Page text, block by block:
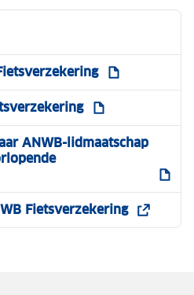
zamelt fietsen
door aan kinderen
ANWB-lidmaatschap
Fietsverzekering